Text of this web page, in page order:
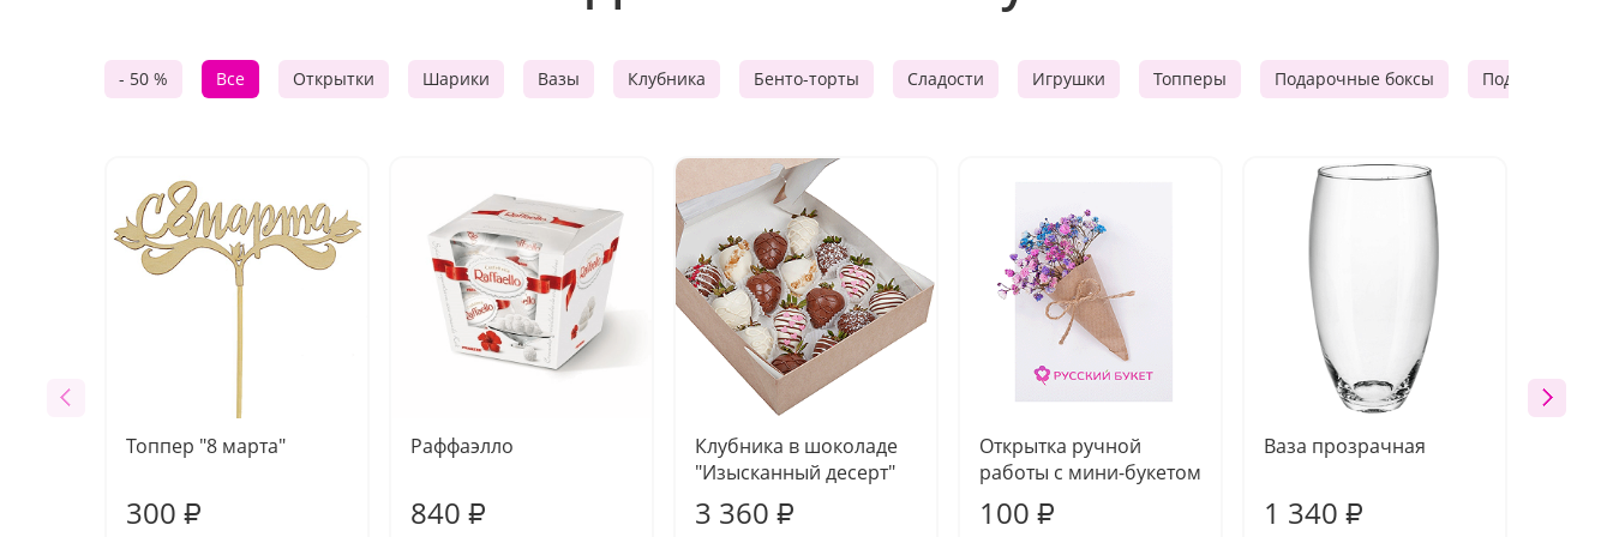
- 50 % Все Открытки Шарики Вазы Клубника Бенто-торты Сладости Игрушки Топперы Подарочные боксы Подарочные
Топпер "8 марта"
300 ₽
Раффаэлло
840 ₽
Клубника в шоколаде
"Изысканный десерт"
3 360 ₽
Открытка ручной
работы с мини-букетом
100 ₽
Ваза прозрачная
1 340 ₽